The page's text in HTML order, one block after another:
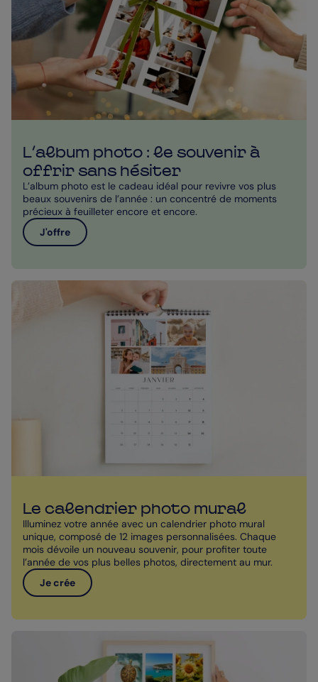
L’album photo : le souvenir à
offrir sans hésiter
L’album photo est le cadeau idéal pour revivre vos plus
beaux souvenirs de l’année : un concentré de moments
précieux à feuilleter encore et encore.
J'offre
Le calendrier photo mural
Illuminez votre année avec un calendrier photo mural
unique, composé de 12 images personnalisées. Chaque
mois dévoile un nouveau souvenir, pour profiter toute
l’année de vos plus belles photos, directement au mur.
Je crée